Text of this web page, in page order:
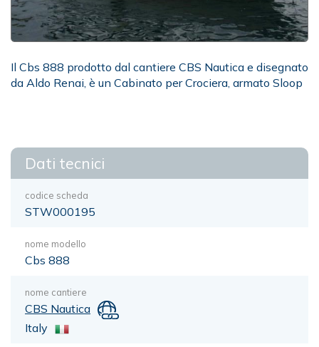
Il Cbs 888 prodotto dal cantiere CBS Nautica e disegnato
da Aldo Renai, è un Cabinato per Crociera, armato Sloop
Dati tecnici
codice scheda
STW000195
nome modello
Cbs 888
nome cantiere
CBS Nautica
Italy